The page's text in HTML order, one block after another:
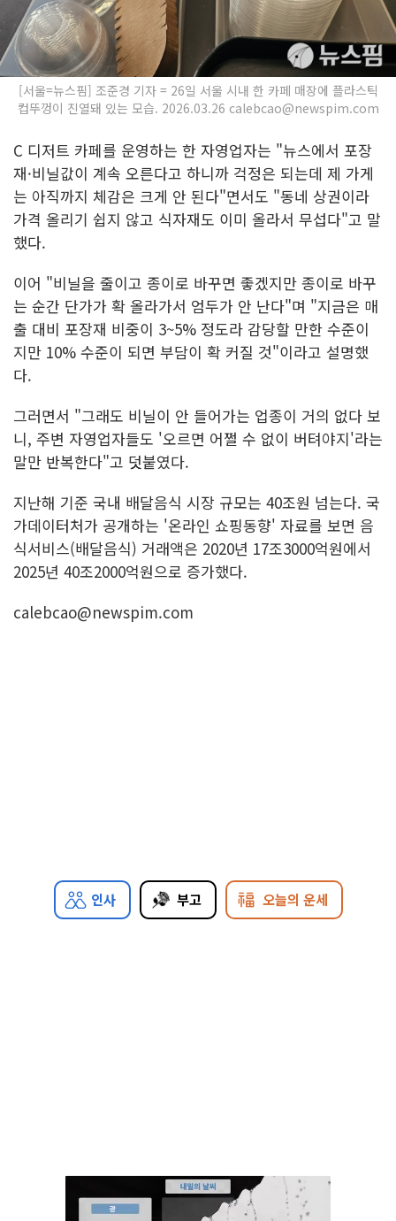
[서울=뉴스핌] 조준경 기자 = 26일 서울 시내 한 카페 매장에 플라스틱
컵뚜껑이 진열돼 있는 모습. 2026.03.26 calebcao@newspim.com
C 디저트 카페를 운영하는 한 자영업자는 "뉴스에서 포장
재·비닐값이 계속 오른다고 하니까 걱정은 되는데 제 가게
는 아직까지 체감은 크게 안 된다"면서도 "동네 상권이라
가격 올리기 쉽지 않고 식자재도 이미 올라서 무섭다"고 말
했다.
이어 "비닐을 줄이고 종이로 바꾸면 좋겠지만 종이로 바꾸
는 순간 단가가 확 올라가서 엄두가 안 난다"며 "지금은 매
출 대비 포장재 비중이 3~5% 정도라 감당할 만한 수준이
지만 10% 수준이 되면 부담이 확 커질 것"이라고 설명했
다.
그러면서 "그래도 비닐이 안 들어가는 업종이 거의 없다 보
니, 주변 자영업자들도 '오르면 어쩔 수 없이 버텨야지'라는
말만 반복한다"고 덧붙였다.
지난해 기준 국내 배달음식 시장 규모는 40조원 넘는다. 국
가데이터처가 공개하는 '온라인 쇼핑동향' 자료를 보면 음
식서비스(배달음식) 거래액은 2020년 17조3000억원에서
2025년 40조2000억원으로 증가했다.
calebcao@newspim.com
인사 부고 오늘의 운세